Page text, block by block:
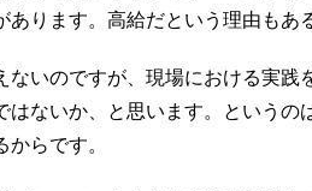
ります。高給だという理由もあ
いのですが、現場における実践
はないか、と思います。というの
らです。